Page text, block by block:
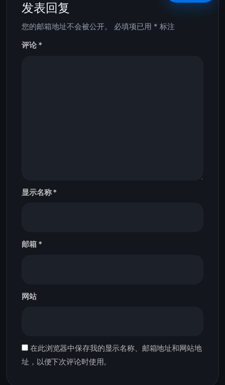
发表回复
您的邮箱地址不会被公开。 必填项已用 * 标注
评论*
显示名称*
邮箱 *
网站
在此浏览器中保存我的显示名称、邮箱地址和网站地
址，以便下次评论时使用。